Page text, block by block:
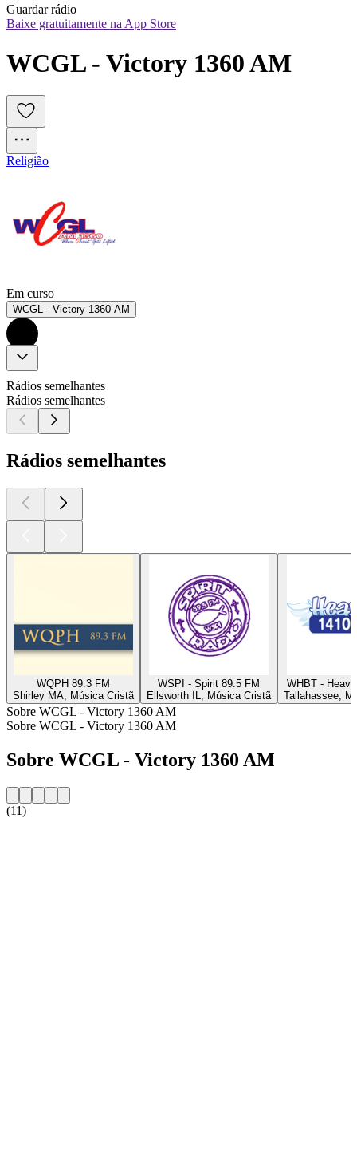
Guardar rádio
Baixe gratuitamente na App Store
WCGL - Victory 1360 AM
Religião
Em curso
WCGL - Victory 1360 AM
Rádios semelhantes
Rádios semelhantes
Rádios semelhantes
WQPH 89.3 FM
Shirley MA, Música Cristã
WSPI - Spirit 89.5 FM
Ellsworth IL, Música Cristã
WHBT -
Tallahassee,
Sobre WCGL - Victory 1360 AM
Sobre WCGL - Victory 1360 AM
Sobre WCGL - Victory 1360 AM
(11)